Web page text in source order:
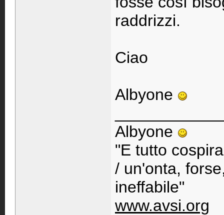
raddrizzi.
Ciao
Albyone
Albyone
"E tutto
/ un'onta,
ineffabile"
www.avsi.org